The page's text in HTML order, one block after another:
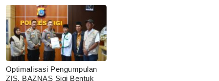
Optimalisasi Pengumpulan
ZIS, BAZNAS Sigi Bentuk